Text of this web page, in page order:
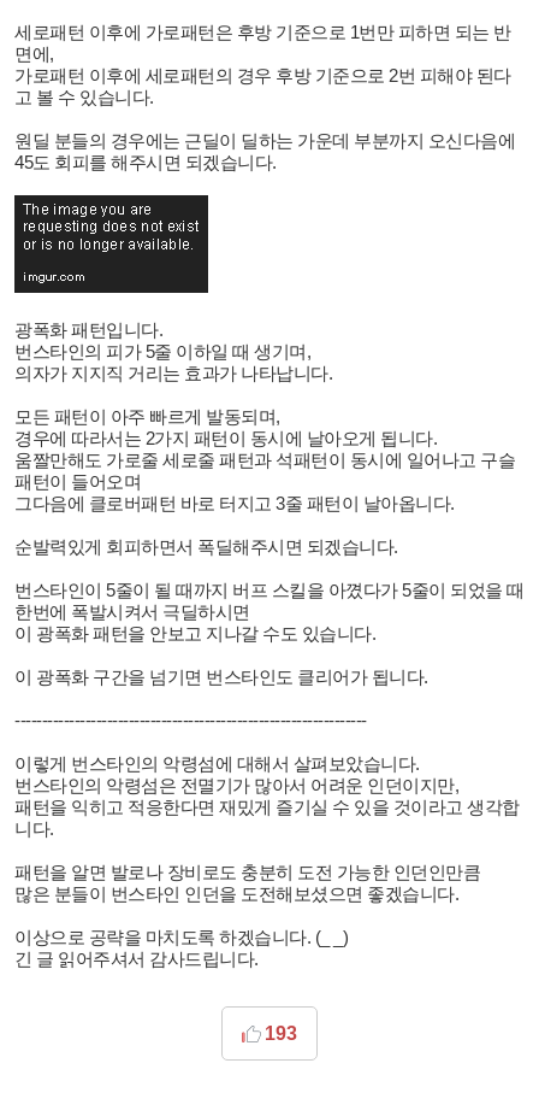
세로패턴 이후에 가로패턴은 후방 기준으로 1번만 피하면 되는 반
면에,
가로패턴 이후에 세로패턴의 경우 후방 기준으로 2번 피해야 된다
고 볼 수 있습니다.
원딜 분들의 경우에는 근딜이 딜하는 가운데 부분까지 오신다음에
45도 회피를 해주시면 되겠습니다.
광폭화 패턴입니다.
번스타인의 피가 5줄 이하일 때 생기며,
의자가 지지직 거리는 효과가 나타납니다.
모든 패턴이 아주 빠르게 발동되며,
경우에 따라서는 2가지 패턴이 동시에 날아오게 됩니다.
움짤만해도 가로줄 세로줄 패턴과 석패턴이 동시에 일어나고 구슬
패턴이 들어오며
그다음에 클로버패턴 바로 터지고 3줄 패턴이 날아옵니다.
순발력있게 회피하면서 폭딜해주시면 되겠습니다.
번스타인이 5줄이 될 때까지 버프 스킬을 아꼈다가 5줄이 되었을 때
한번에 폭발시켜서 극딜하시면
이 광폭화 패턴을 안보고 지나갈 수도 있습니다.
이 광폭화 구간을 넘기면 번스타인도 클리어가 됩니다.
-----------------------------------------------------------------
이렇게 번스타인의 악령섬에 대해서 살펴보았습니다.
번스타인의 악령섬은 전멸기가 많아서 어려운 인던이지만,
패턴을 익히고 적응한다면 재밌게 즐기실 수 있을 것이라고 생각합
니다.
패턴을 알면 발로나 장비로도 충분히 도전 가능한 인던인만큼
많은 분들이 번스타인 인던을 도전해보셨으면 좋겠습니다.
이상으로 공략을 마치도록 하겠습니다. (_ _)
긴 글 읽어주셔서 감사드립니다.
193